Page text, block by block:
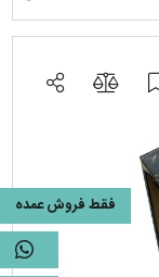
فقط فروش عمده